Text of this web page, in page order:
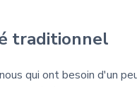
traditionnel
qui ont besoin d'un